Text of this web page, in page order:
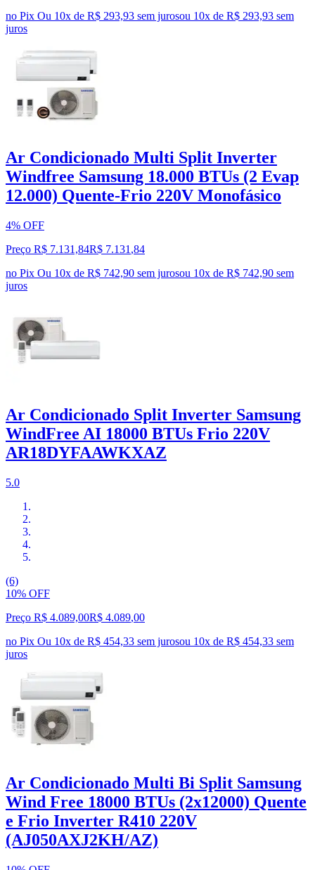
no Pix Ou 10x de R$ 293,93 sem jurosou 10x de R$ 293,93 sem
juros
Ar Condicionado Multi Split Inverter
Windfree Samsung 18.000 BTUs (2 Evap
12.000) Quente-Frio 220V Monofásico
4% OFF
Preço R$ 7.131,84R$ 7.131 ,84
no Pix Ou 10x de R$ 742,90 sem jurosou 10x de R$ 742,90 sem
juros
Ar Condicionado Split Inverter Samsung
WindFree AI 18000 BTUs Frio 220V
AR18DYFAAWKXAZ
5.0
(6)
10% OFF
Preço R$ 4.089,00R$ 4.089,00
no Pix Ou 10x de R$ 454,33 sem jurosou 10x de R$ 454,33 sem
juros
Ar Condicionado Multi Bi Split Samsung
Wind Free 18000 BTUs (2x12000) Quente
e Frio Inverter R410 220V
(AJ050AXJ2KH/AZ)